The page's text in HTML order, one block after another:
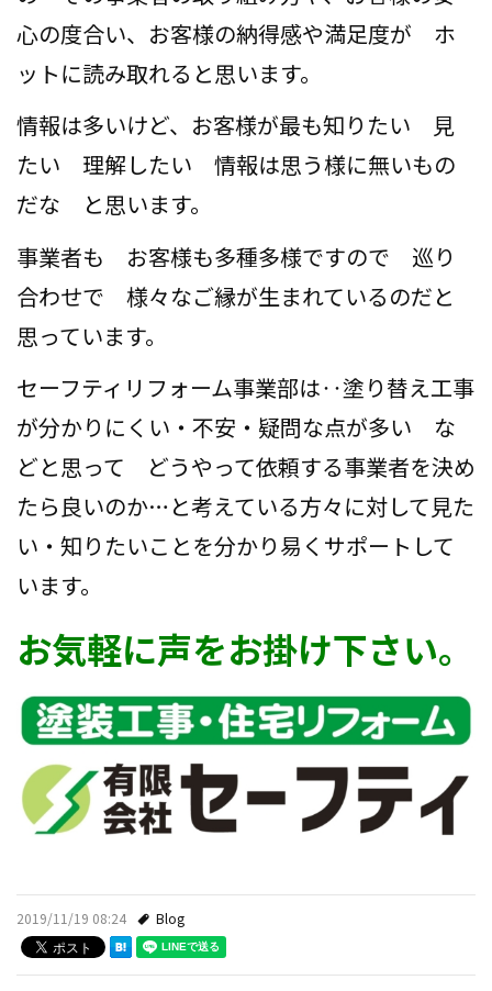
心の度合い、お客様の納得感や満足度が ホ
ットに読み取れると思います。
情報は多いけど、お客様が最も知りたい 見
たい 理解したい 情報は思う様に無いもの
だな と思います。
事業者も お客様も多種多様ですので 巡り
合わせで 様々なご縁が生まれているのだと
思っています。
セーフティリフォーム事業部は‥塗り替え工事
が分かりにくい・不安・疑問な点が多い な
どと思って どうやって依頼する事業者を決め
たら良いのか…と考えている方々に対して見た
い・知りたいことを分かり易くサポートして
います。
お気軽に声をお掛け下さい。
2019/11/19 08:24 Blog